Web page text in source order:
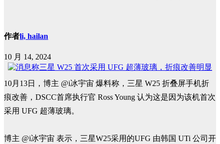
作者li, hailan
10 月 14, 2024
10月13日，博主 @i冰宇宙 爆料称，三星 W25 折叠屏手机折
痕改善，DSCC首席执行官 Ross Young 认为这是因为该机首次
采用 UFG 超薄玻璃。
博主 @i冰宇宙 表示，三星W25采用的UFG 由韩国 UTi 公司开